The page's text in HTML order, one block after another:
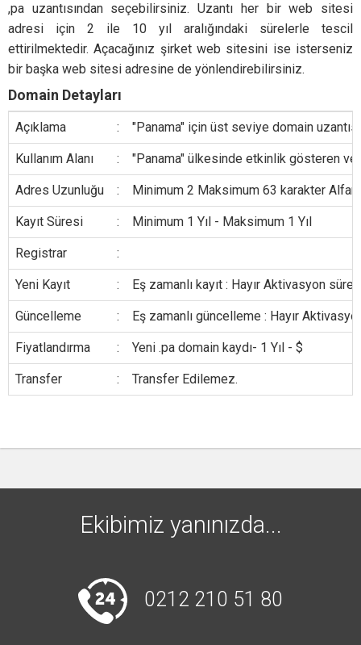
,pa uzantısından seçebilirsiniz. Uzantı her bir web sitesi
adresi için 2 ile 10 yıl aralığındaki sürelerle tescil
ettirilmektedir. Açacağınız şirket web sitesini ise isterseniz
bir başka web sitesi adresine de yönlendirebilirsiniz.
Domain Detayları
Açıklama : "Panama" için üst seviye domain
Kullanım Alanı : "Panama" ülkesinde etkinlik gösteren
Adres Uzunluğu : Minimum 2 Maksimum 63 karakter
Kayıt Süresi : Minimum 1 Yıl - Maksimum 1 Yıl
Registrar :
Yeni Kayıt : Eş zamanlı kayıt : Hayır Aktivasyon
Güncelleme : Eş zamanlı güncelleme : Hayır
Fiyatlandırma : Yeni .pa domain kaydı- 1 Yıl - $
Transfer : Transfer Edilemez.
Ekibimiz yanınızda...
0212 210 51 80